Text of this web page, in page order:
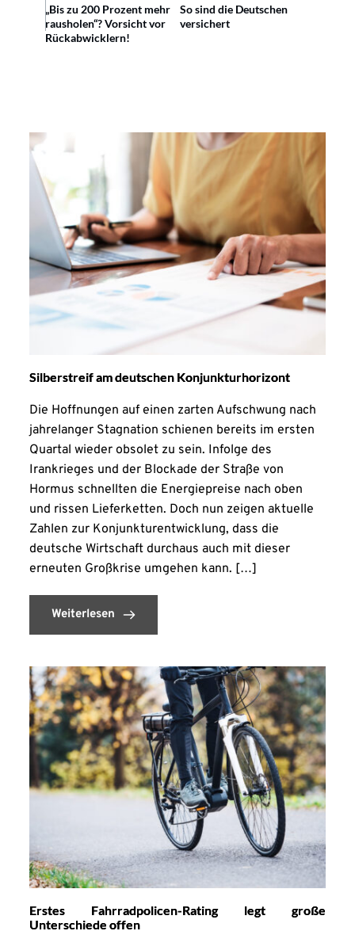
„Bis zu 200 Prozent mehr
rausholen“? Vorsicht vor
Rückabwicklern!
So sind die Deutschen
versichert
Silberstreif am deutschen Konjunkturhorizont
Die Hoffnungen auf einen zarten Aufschwung nach
jahrelanger Stagnation schienen bereits im ersten
Quartal wieder obsolet zu sein. Infolge des
Irankrieges und der Blockade der Straße von
Hormus schnellten die Energiepreise nach oben
und rissen Lieferketten. Doch nun zeigen aktuelle
Zahlen zur Konjunkturentwicklung, dass die
deutsche Wirtschaft durchaus auch mit dieser
erneuten Großkrise umgehen kann. […]
Weiterlesen
Erstes Fahrradpolicen-Rating legt große
Unterschiede offen